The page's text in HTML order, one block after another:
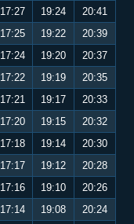
17:27 19:24
20:41
17:25 19:22
20:39
17:24 19:20
20:37
17:22 19:19
20:35
17:21 19:17
20:33
17:20 19:15
20:32
17:18 19:14
20:30
17:17 19:12
20:28
17:16 19:10
20:26
17:14 19:08
20:24